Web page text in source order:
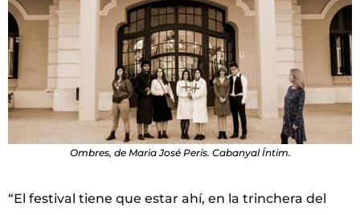
Ombres, de Maria José Peris. Cabanyal Íntim.
“El festival tiene que estar ahí, en la trinchera del